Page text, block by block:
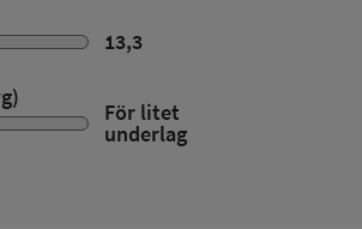
13,3
För litet
underlag